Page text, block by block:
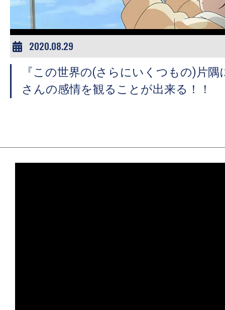
2020.08.29
『この世界の(さらにいくつもの)片
さんの感情を観ることが出来る！！